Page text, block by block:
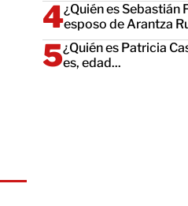
¿Quién es Sebastián
esposo de Arantza
¿Quién es Patricia
es, edad...